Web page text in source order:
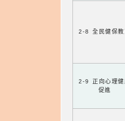
2-8 全民健保教
2-9 正向心理健
促進